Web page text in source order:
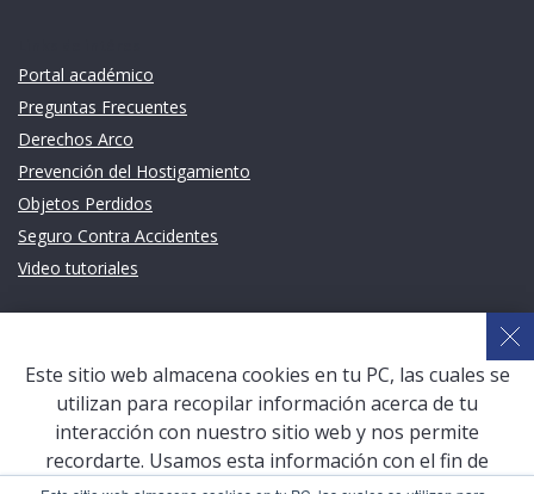
Portal académico
Preguntas Frecuentes
Derechos Arco
Prevención del Hostigamiento
Objetos Perdidos
Seguro Contra Accidentes
Video tutoriales
Sistema de Gestión Académica (SGA)
Defensoría Universitaria
Terceros vinculados
San Pablo Mail
Este sitio web almacena cookies en tu PC, las cuales se
utilizan para recopilar información acerca de tu
interacción con nuestro sitio web y nos permite
recordarte. Usamos esta información con el fin de